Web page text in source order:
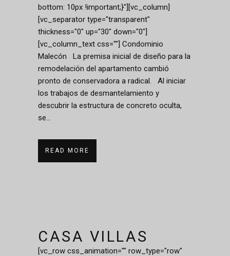
bottom: 10px !important;}"][vc_column]
[vc_separator type="transparent"
thickness="0" up="30" down="0"]
[vc_column_text css=""] Condominio
Malecón La premisa inicial de diseño para la
remodelación del apartamento cambió
pronto de conservadora a radical. Al iniciar
los trabajos de desmantelamiento y
descubrir la estructura de concreto oculta,
se...
READ MORE
CASA VILLAS
[vc_row css_animation="" row_type="row"